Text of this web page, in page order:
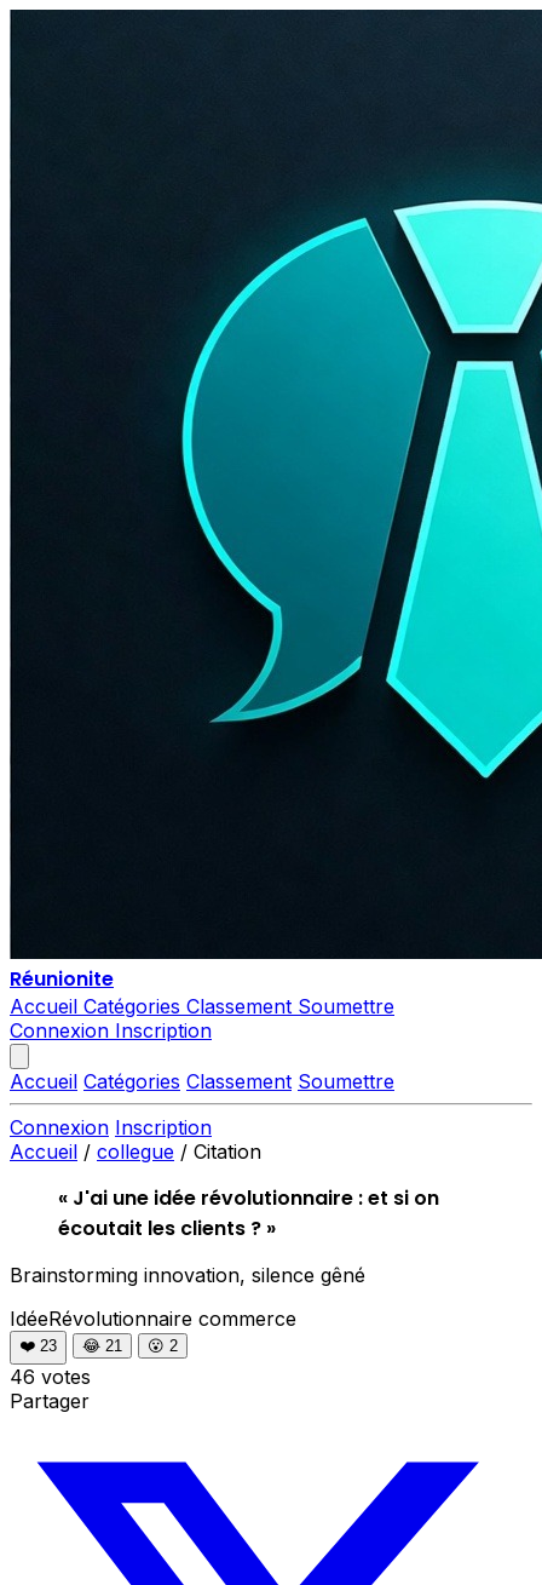
Réunionite
Accueil Catégories Classement Soumettre
Connexion Inscription
Accueil Catégories Classement Soumettre
Connexion Inscription
Accueil / collegue / Citation
« J'ai une idée révolutionnaire : et si on
écoutait les clients ? »
Brainstorming innovation, silence gêné
IdéeRévolutionnaire commerce
❤️ 23 😂 21 😮 2
46 votes
Partager